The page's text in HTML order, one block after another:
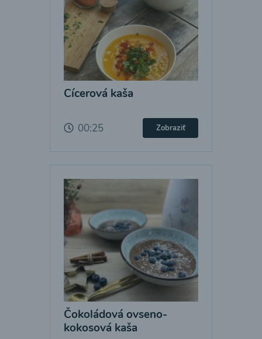
Cícerová kaša
00:25 Zobraziť
Čokoládová ovseno-
kokosová kaša